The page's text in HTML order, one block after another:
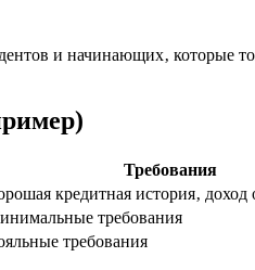
и начинающих‚
Требования
кредитная история‚ доход
требования
требования